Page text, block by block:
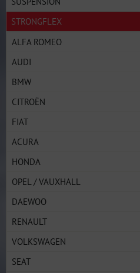
STRONGFLEX
ALFA ROMEO
AUDI
BMW
CITROËN
FIAT
ACURA
HONDA
OPEL / VAUXHALL
DAEWOO
RENAULT
VOLKSWAGEN
SEAT